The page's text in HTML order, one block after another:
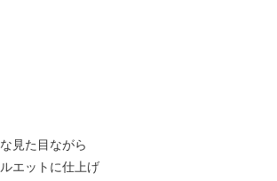
見た目ながら
エットに仕上げ